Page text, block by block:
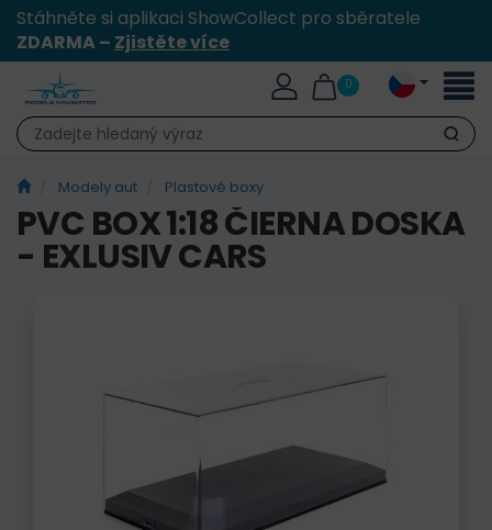
Stáhněte si aplikaci ShowCollect pro sběratele
ZDARMA – Zjistěte více
0
Hledat
Modely aut Plastové boxy
PVC BOX 1:18 ČIERNA DOSKA
- EXLUSIV CARS